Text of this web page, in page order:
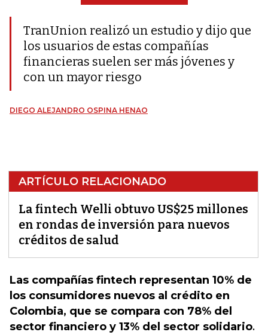
TranUnion realizó un estudio y dijo que
los usuarios de estas compañías
financieras suelen ser más jóvenes y
con un mayor riesgo
DIEGO ALEJANDRO OSPINA HENAO
ARTÍCULO RELACIONADO
La fintech Welli obtuvo US$25 millones
en rondas de inversión para nuevos
créditos de salud
Las compañías fintech representan 10% de
los consumidores nuevos al crédito en
Colombia, que se compara con 78% del
sector financiero y 13% del sector solidario.